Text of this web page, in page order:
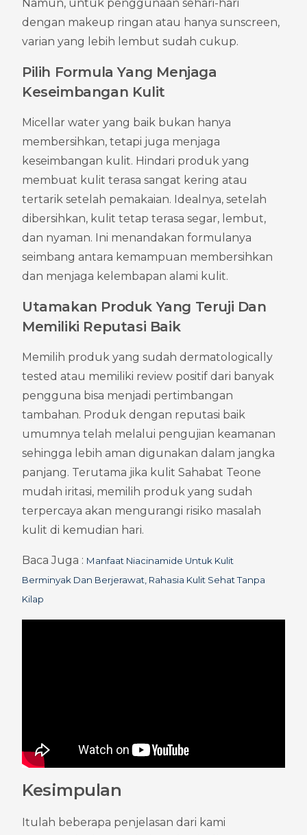
Namun, untuk penggunaan sehari-hari
dengan makeup ringan atau hanya sunscreen,
varian yang lebih lembut sudah cukup.
Pilih Formula Yang Menjaga
Keseimbangan Kulit
Micellar water yang baik bukan hanya
membersihkan, tetapi juga menjaga
keseimbangan kulit. Hindari produk yang
membuat kulit terasa sangat kering atau
tertarik setelah pemakaian. Idealnya, setelah
dibersihkan, kulit tetap terasa segar, lembut,
dan nyaman. Ini menandakan formulanya
seimbang antara kemampuan membersihkan
dan menjaga kelembapan alami kulit.
Utamakan Produk Yang Teruji Dan
Memiliki Reputasi Baik
Memilih produk yang sudah dermatologically
tested atau memiliki review positif dari banyak
pengguna bisa menjadi pertimbangan
tambahan. Produk dengan reputasi baik
umumnya telah melalui pengujian keamanan
sehingga lebih aman digunakan dalam jangka
panjang. Terutama jika kulit Sahabat Teone
mudah iritasi, memilih produk yang sudah
terpercaya akan mengurangi risiko masalah
kulit di kemudian hari.
Baca Juga : Manfaat Niacinamide Untuk Kulit
Berminyak Dan Berjerawat, Rahasia Kulit Sehat Tanpa
Kilap
Kesimpulan
Itulah beberapa penjelasan dari kami